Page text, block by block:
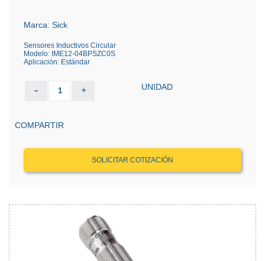
Marca: Sick
Sensores Inductivos Circular
Modelo: IME12-04BPSZC0S
Aplicación: Estándar
- 1 + UNIDAD
COMPARTIR
SOLICITAR COTIZACIÓN